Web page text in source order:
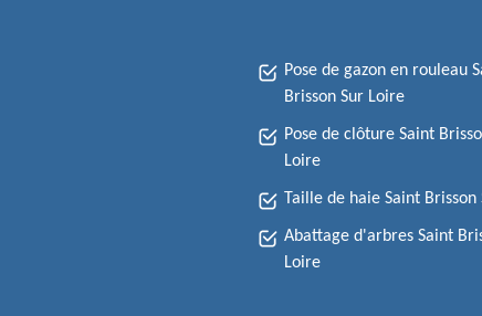
Pose de gazon en rouleau
Brisson Sur Loire
Pose de clôture Saint
Loire
Taille de haie Saint
Abattage d'arbres Saint
Loire